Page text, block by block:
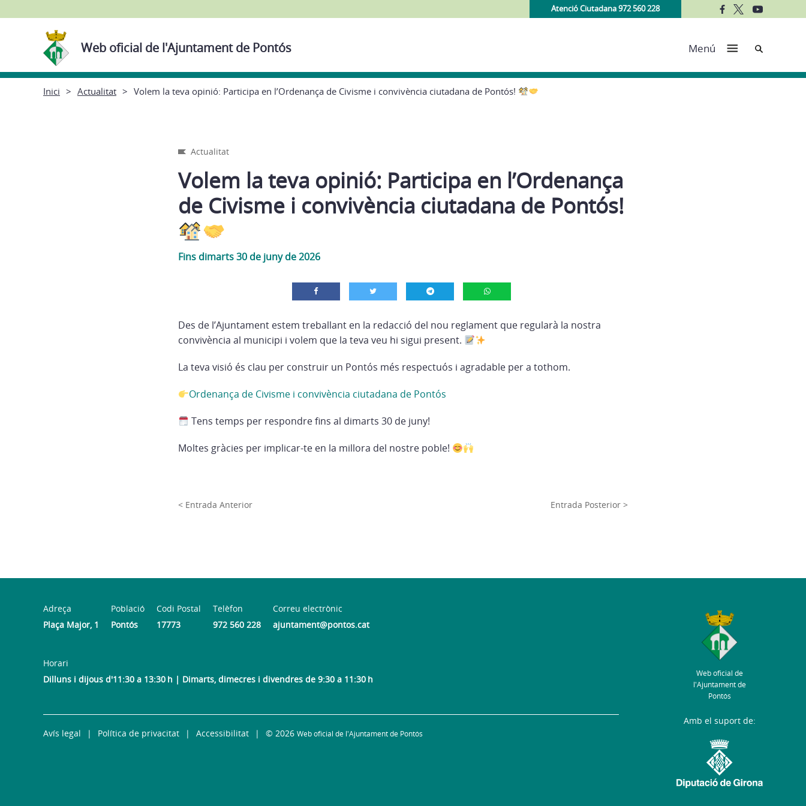
Atenció Ciutadana 972 560 228
Web oficial de l'Ajuntament de Pontós Menú Cerca
Inici Actualitat Volem la teva opinió: Participa en l’Ordenança de Civisme i convivència ciutadana de Pontós!
Actualitat
Volem la teva opinió: Participa en l’Ordenança
de Civisme i convivència ciutadana de Pontós!
Fins dimarts 30 de juny de 2026
Des de l’Ajuntament estem treballant en la redacció del nou reglament que regularà la nostra
convivència al municipi i volem que la teva veu hi sigui present.
La teva visió és clau per construir un Pontós més respectuós i agradable per a tothom.
Ordenança de Civisme i convivència ciutadana de Pontós
Tens temps per respondre fins al dimarts 30 de juny!
Moltes gràcies per implicar-te en la millora del nostre poble!
< Entrada Anterior Entrada Posterior >
Adreça
Plaça Major, 1
Població
Pontós
Codi Postal
17773
Telèfon
972 560 228
Correu electrònic
ajuntament@pontos.cat
Horari
Dilluns i dijous d'11:30 a 13:30 h | Dimarts, dimecres i divendres de 9:30 a 11:30 h
Web oficial de
l'Ajuntament de
Pontós
Avís legal Política de privacitat Accessibilitat © 2026 Web oficial de l'Ajuntament de Pontós
Amb el suport de: